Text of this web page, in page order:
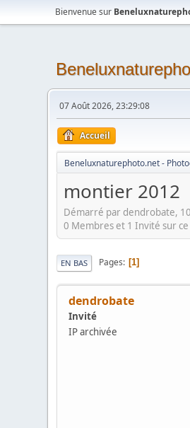
Bienvenue sur
07 Août 2026, 23:29:08
Accueil
Beneluxnaturephoto.net -
montier 2012
Démarré par dendrobate,
0 Membres et 1 Invité sur
EN BAS Pages 1
dendrobate
Invité
IP archivée